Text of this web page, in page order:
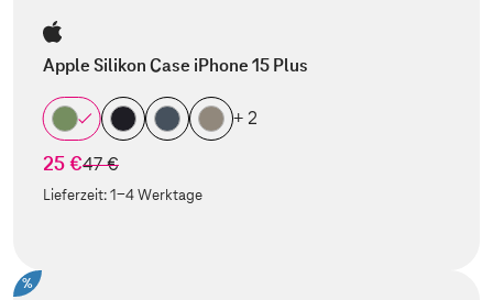
Apple Silikon Case iPhone 15 Plus
+ 2
25 €statt
47 €
Lieferzeit:1-4 Werktage
%